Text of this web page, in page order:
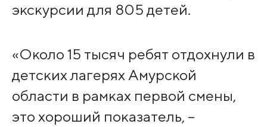
экскурсии для 805 детей.
«Около 15 тысяч ребят отдохнули в
детских лагерях Амурской
области в рамках первой смены,
это хороший показатель, –